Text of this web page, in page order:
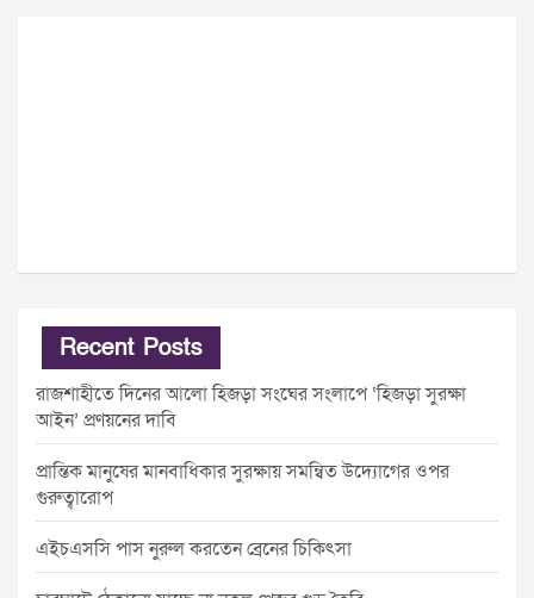
Recent Posts
রাজশাহীতে দিনের আলো হিজড়া সংঘের সংলাপে ‘হিজড়া সুরক্ষা
আইন’ প্রণয়নের দাবি
প্রান্তিক মানুষের মানবাধিকার সুরক্ষায় সমন্বিত উদ্যোগের ওপর
গুরুত্বারোপ
এইচএসসি পাস নুরুল করতেন ব্রেনের চিকিৎসা